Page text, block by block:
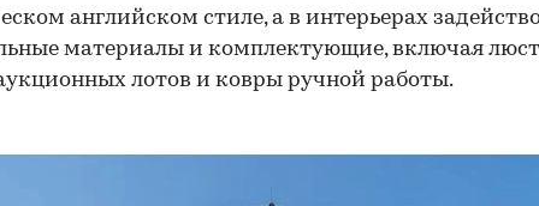
английском стиле, а в интерьерах
материалы и комплектующие, включая
лотов и ковры ручной работы.